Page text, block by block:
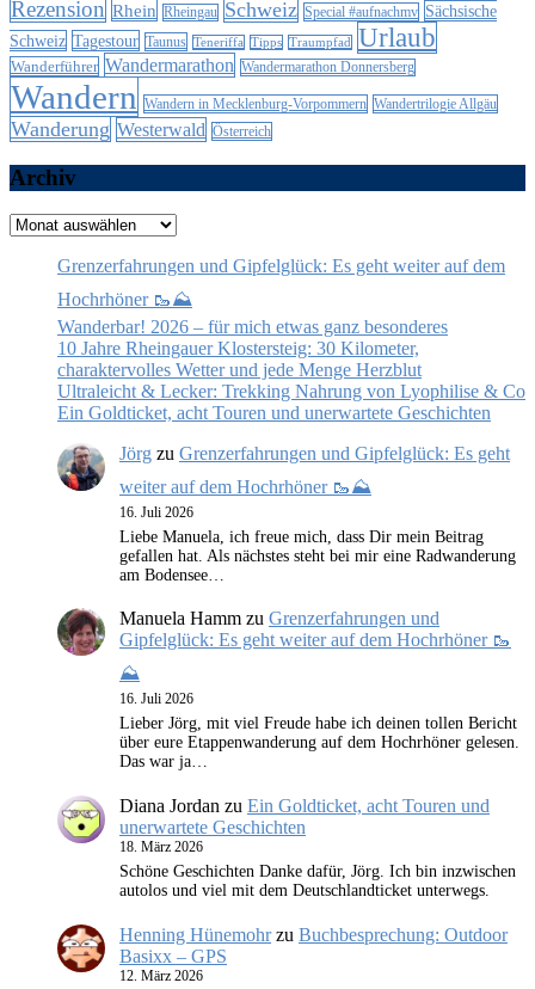
Rezension Rhein Rheingau Schweiz Special #aufnachmv Sächsische
Schweiz Tagestour Taunus Teneriffa Tipps Traumpfad Urlaub
Wanderführer Wandermarathon Wandermarathon Donnersberg
Wandern Wandern in Mecklenburg-Vorpommern Wandertrilogie Allgäu
Wanderung Westerwald Österreich
Archiv
Archiv
Grenzerfahrungen und Gipfelglück: Es geht weiter auf dem
Hochrhöner 🥾⛰️
Wanderbar! 2026 – für mich etwas ganz besonderes
10 Jahre Rheingauer Klostersteig: 30 Kilometer,
charaktervolles Wetter und jede Menge Herzblut
Ultraleicht & Lecker: Trekking Nahrung von Lyophilise & Co
Ein Goldticket, acht Touren und unerwartete Geschichten
Jörg zu Grenzerfahrungen und Gipfelglück: Es geht
weiter auf dem Hochrhöner 🥾⛰️
16. Juli 2026
Liebe Manuela, ich freue mich, dass Dir mein Beitrag
gefallen hat. Als nächstes steht bei mir eine Radwanderung
am Bodensee…
Manuela Hamm zu Grenzerfahrungen und
Gipfelglück: Es geht weiter auf dem Hochrhöner 🥾
⛰️
16. Juli 2026
Lieber Jörg, mit viel Freude habe ich deinen tollen Bericht
über eure Etappenwanderung auf dem Hochrhöner gelesen.
Das war ja…
Diana Jordan zu Ein Goldticket, acht Touren und
unerwartete Geschichten
18. März 2026
Schöne Geschichten Danke dafür, Jörg. Ich bin inzwischen
autolos und viel mit dem Deutschlandticket unterwegs.
Henning Hünemohrzu Buchbesprechung: Outdoor
Basixx – GPS
12. März 2026